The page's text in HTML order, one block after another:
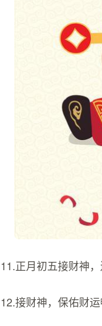
11.正月初五接财神
12.接财神，保佑财